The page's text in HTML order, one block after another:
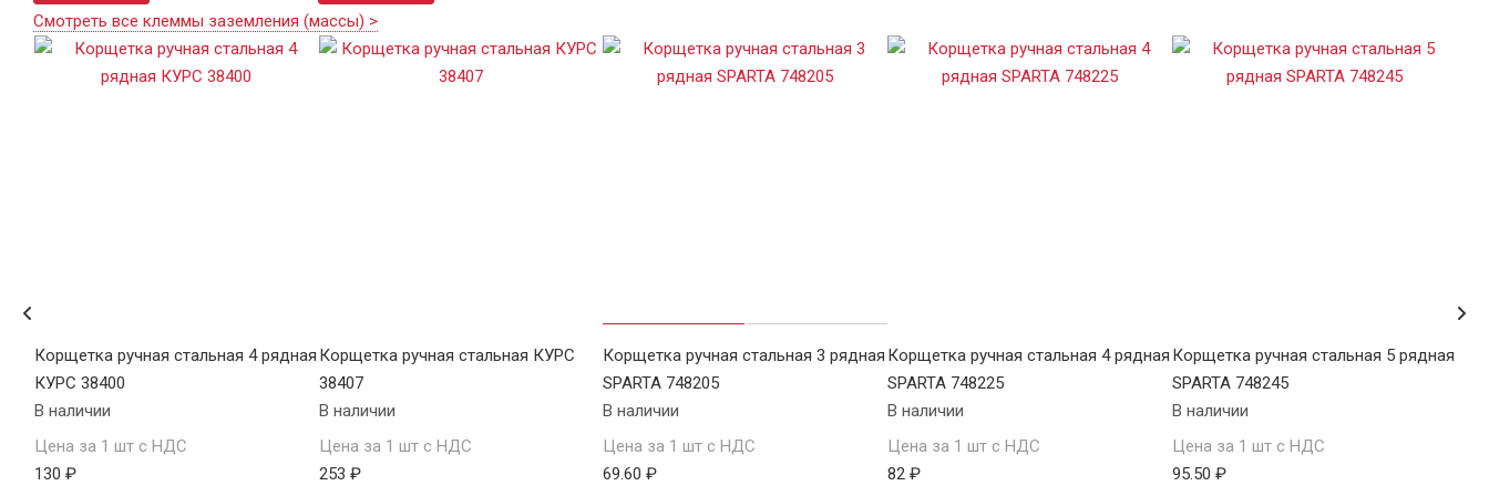
Смотреть все клеммы заземления (массы) >
Корщетка ручная стальная 4 рядная
КУРС 38400
В наличии
Цена за 1 шт с НДС
130 ₽
Корщетка ручная стальная КУРС
38407
В наличии
Цена за 1 шт с НДС
253 ₽
Корщетка ручная стальная 3 рядная
SPARTA 748205
В наличии
Цена за 1 шт с НДС
69.60 ₽
Корщетка ручная стальная 4 рядная
SPARTA 748225
В наличии
Цена за 1 шт с НДС
82 ₽
Корщетка ручная стальная 5 рядная
SPARTA 748245
В наличии
Цена за 1 шт с НДС
95.50 ₽